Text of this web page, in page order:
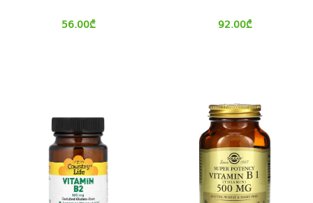
56.00₾ 92.00₾